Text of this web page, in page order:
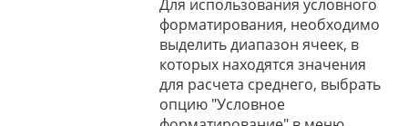
Для использования условного
форматирования, необходимо
выделить диапазон ячеек, в
которых находятся значения
для расчета среднего, выбрать
опцию "Условное